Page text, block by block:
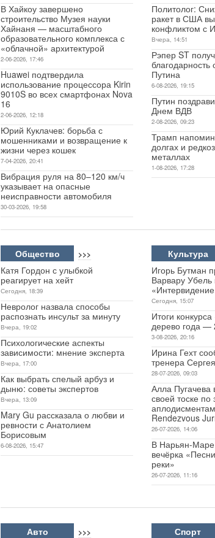
В Хайкоу завершено
строительство Музея науки
Хайнаня — масштабного
образовательного комплекса с
«облачной» архитектурой
2-06-2026, 17:46
Huawei подтвердила
использование процессора Kirin
9010S во всех смартфонах Nova
16
2-06-2026, 12:18
Юрий Куклачев: борьба с
мошенниками и возвращение к
жизни через кошек
7-04-2026, 20:41
Вибрация руля на 80–120 км/ч
указывает на опасные
неисправности автомобиля
30-03-2026, 19:58
Политолог:
ракет в США
конфликтом с
Вчера, 14:51
Рэпер ST
благодарность
Путина
6-08-2026, 19:15
Путин
Днем ВДВ
2-08-2026, 09:23
Трамп
долгах и
металлах
1-08-2026, 17:28
Общество >>>
Катя Гордон с улыбкой
реагирует на хейт
Сегодня, 18:39
Невролог назвала способы
распознать инсульт за минуту
Вчера, 19:02
Психологические аспекты
зависимости: мнение эксперта
Вчера, 17:00
Как выбрать спелый арбуз и
дыню: советы экспертов
Вчера, 13:09
Mary Gu рассказала о любви и
ревности с Анатолием
Борисовым
6-08-2026, 15:47
Культура
Игорь Бутман
Варвару Убель
Сегодня, 15:07
Итоги
дерево года —
3-08-2026, 20:16
Ирина Гехт
тренера
28-07-2026, 09:03
Алла Пугачева
своей тоске по
Rendezvous
26-07-2026, 14:06
В Нарьян-Маре
вечёрка
реки»
26-07-2026, 11:16
Авто >>> Спорт